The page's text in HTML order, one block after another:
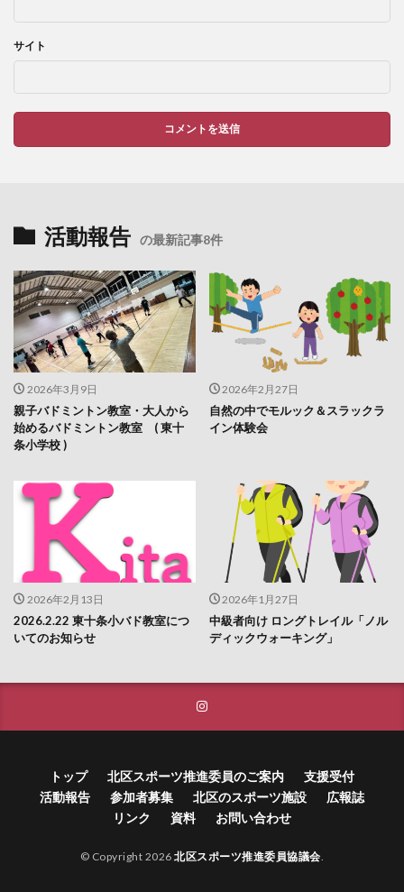
サイト
活動報告 の最新記事8件
2026年3月9日
親子バドミントン教室・大人から
始めるバドミントン教室 ( 東十
条小学校 )
2026年2月27日
自然の中でモルック＆スラックラ
イン体験会
2026年2月13日
2026.2.22 東十条小バド教室につ
いてのお知らせ
2026年1月27日
中級者向け ロングトレイル「ノル
ディックウォーキング」
トップ 北区スポーツ推進委員のご案内
支援受付
活動報告
参加者募集 北区のスポーツ施設
広報誌
リンク
資料 お問い合わせ
© Copyright 2026北区スポーツ推進委員協議会.